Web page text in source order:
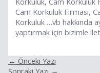
Cam Korkuluk Firması,
Korkuluk …vb hakkında
yaptırmak için bizimle
← Önceki Yazı